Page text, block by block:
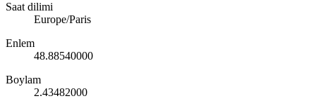
Saat dilimi
Europe/Paris
Enlem
48.88540000
Boylam
2.43482000